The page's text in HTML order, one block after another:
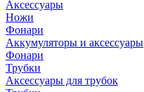
Аксессуары
Ножи
Фонари
Аккумуляторы и аксессуары
Фонари
Трубки
Аксессуары для трубок